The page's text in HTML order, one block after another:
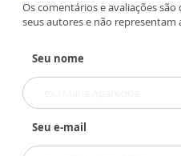
Os comentários e avaliações
seus autores e não representam
Seu nome
Seu e-mail